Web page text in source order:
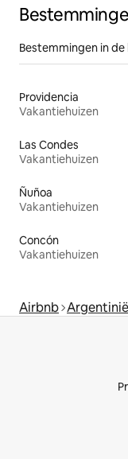
Bestemmingen in
Providencia
Vakantiehuizen
Las Condes
Vakantiehuizen
Ñuñoa
Vakantiehuizen
Concón
Vakantiehuizen
Airbnb Argentinië